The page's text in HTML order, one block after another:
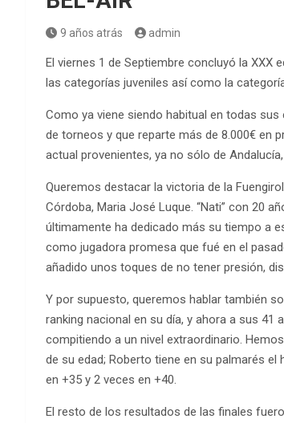
9 años atrás admin
El viernes 1 de Septiembre concluyó la XXX
las categorías juveniles así como la
Como ya viene siendo habitual en todas
de torneos y que reparte más de 8.000€ en
actual provenientes, ya no sólo de
Queremos destacar la victoria de la
Córdoba, Maria José Luque. “Nati” con 20
últimamente ha dedicado más su tiempo a
como jugadora promesa que fué en el
añadido unos toques de no tener presión,
Y por supuesto, queremos hablar también
ranking nacional en su día, y ahora a sus
compitiendo a un nivel extraordinario.
de su edad; Roberto tiene en su palmarés
en +35 y 2 veces en +40.
El resto de los resultados de las finales